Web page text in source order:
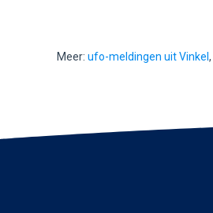
Meer: ufo-meldingen uit Vinkel ,